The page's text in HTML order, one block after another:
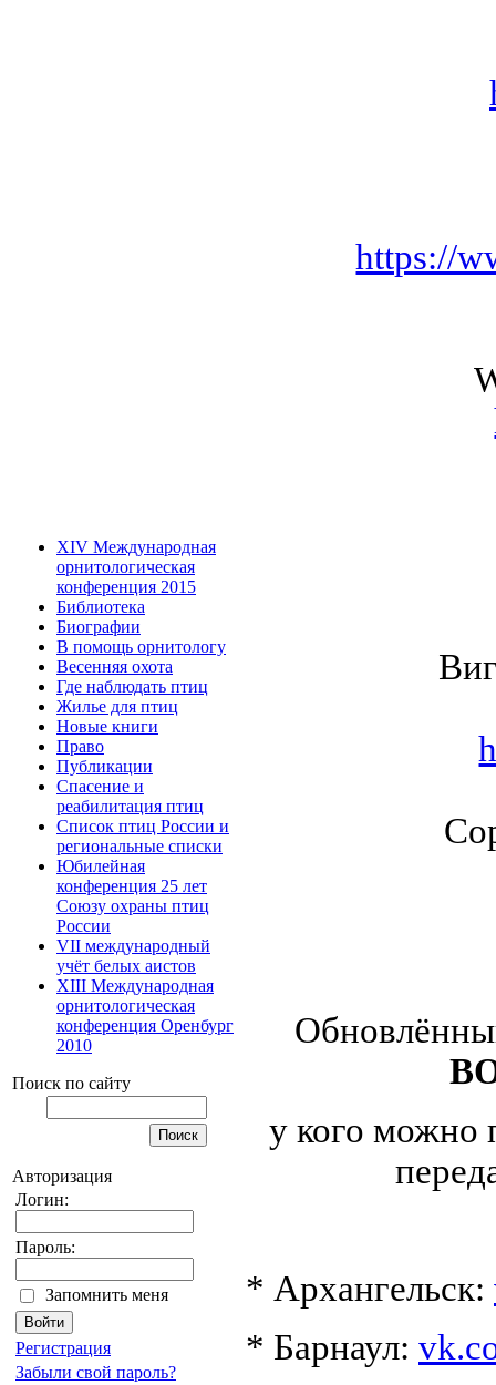
XIV Международная
орнитологическая
конференция 2015
Библиотека
Биографии
В помощь орнитологу
Весенняя охота
Где наблюдать птиц
Жилье для птиц
Новые книги
Право
Публикации
Спасение и
реабилитация птиц
Список птиц России и
региональные списки
Юбилейная
конференция 25 лет
Союзу охраны птиц
России
VII международный
учёт белых аистов
XIII Международная
орнитологическая
конференция Оренбург
2010
Поиск по сайту
Авторизация
Логин:
Пароль:
Запомнить меня
Регистрация
Забыли свой пароль?
https://
у кого можно
* Архангельск:
* Барнаул: